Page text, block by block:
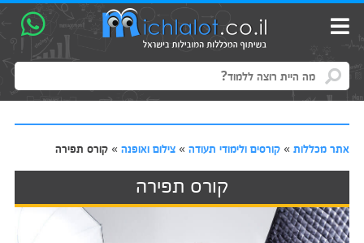
אתר מכללות» קורסים ולימודי תעודה» צילום ואופנה» קורס תפירה
קורס תפירה